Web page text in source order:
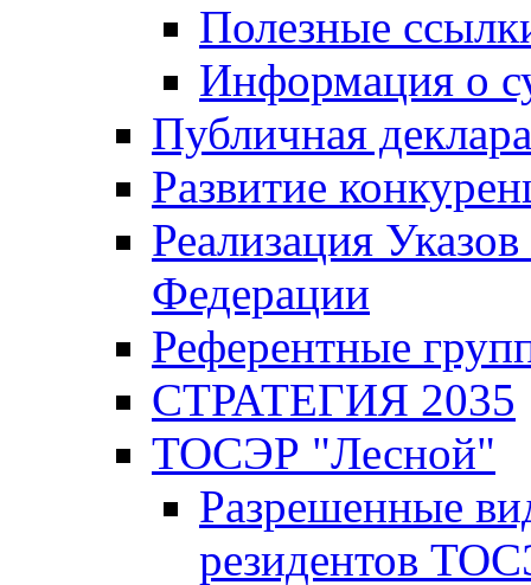
Полезные
Информация о
Публичная
Развитие
Реализация
Федерации
Референтные
СТРАТЕГИЯ 2035
ТОСЭР "Лесной"
Разрешенные
резидентов